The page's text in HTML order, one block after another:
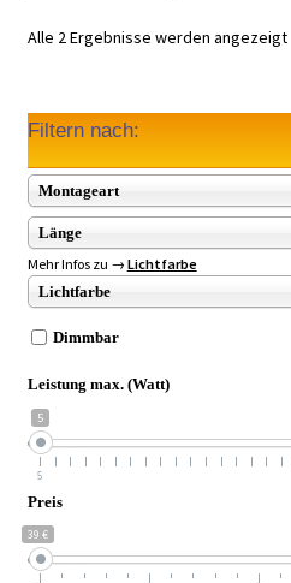
Alle 2 Ergebnisse werden angezeigt
Filtern nach:
Montageart
Länge
Mehr Infos zu → Lichtfarbe
Lichtfarbe
Dimmbar
Leistung max. (Watt)
5
5
Preis
39 €